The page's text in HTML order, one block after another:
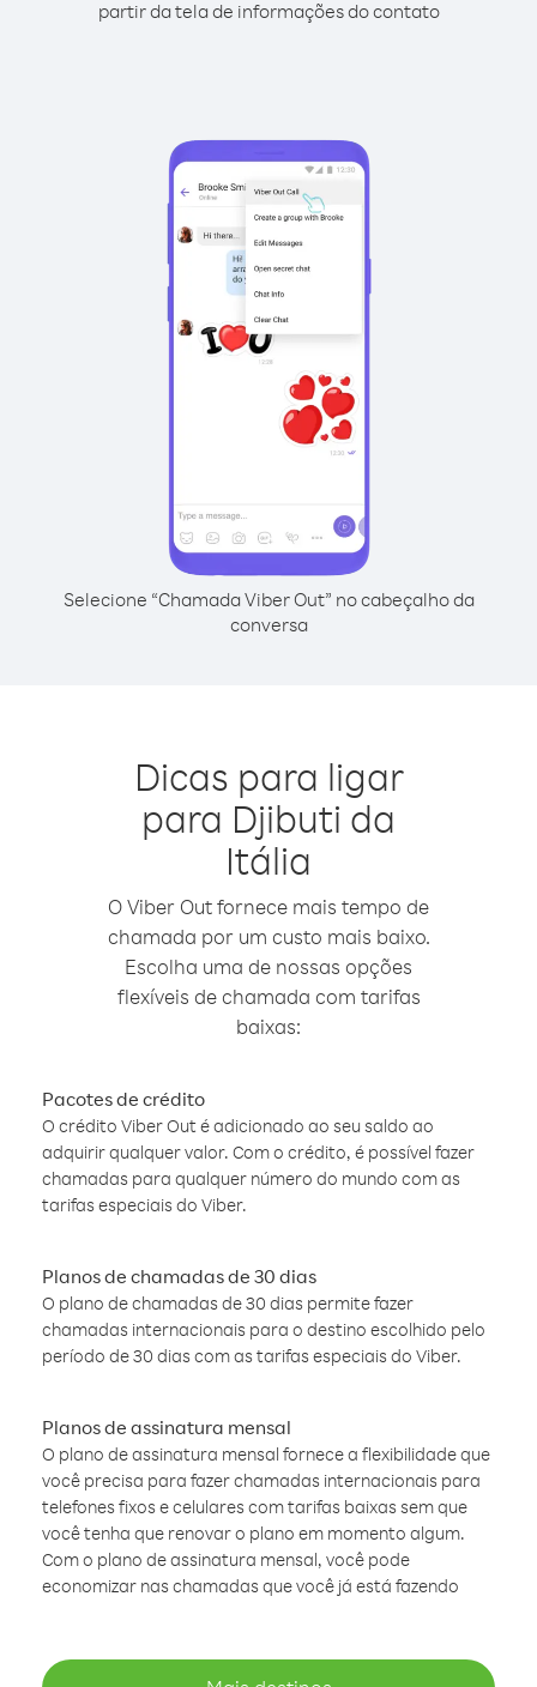
partir da tela de informações do contato
Selecione “Chamada Viber Out” no cabeçalho da
conversa
Dicas para ligar
para Djibuti da
Itália
O Viber Out fornece mais tempo de
chamada por um custo mais baixo.
Escolha uma de nossas opções
flexíveis de chamada com tarifas
baixas:
Pacotes de crédito
O crédito Viber Out é adicionado ao seu saldo ao
adquirir qualquer valor. Com o crédito, é possível fazer
chamadas para qualquer número do mundo com as
tarifas especiais do Viber.
Planos de chamadas de 30 dias
O plano de chamadas de 30 dias permite fazer
chamadas internacionais para o destino escolhido pelo
período de 30 dias com as tarifas especiais do Viber.
Planos de assinatura mensal
O plano de assinatura mensal fornece a flexibilidade que
você precisa para fazer chamadas internacionais para
telefones fixos e celulares com tarifas baixas sem que
você tenha que renovar o plano em momento algum.
Com o plano de assinatura mensal, você pode
economizar nas chamadas que você já está fazendo